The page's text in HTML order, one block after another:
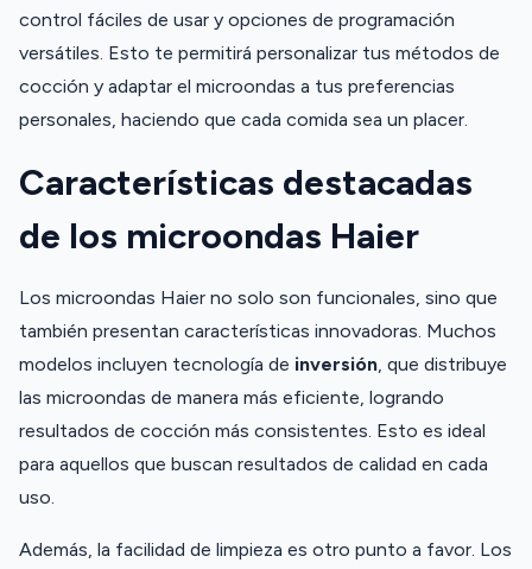
control fáciles de usar y opciones de programación
versátiles. Esto te permitirá personalizar tus métodos de
cocción y adaptar el microondas a tus preferencias
personales, haciendo que cada comida sea un placer.
Características destacadas
de los microondas Haier
Los microondas Haier no solo son funcionales, sino que
también presentan características innovadoras. Muchos
modelos incluyen tecnología de inversión, que distribuye
las microondas de manera más eficiente, logrando
resultados de cocción más consistentes. Esto es ideal
para aquellos que buscan resultados de calidad en cada
uso.
Además, la facilidad de limpieza es otro punto a favor. Los